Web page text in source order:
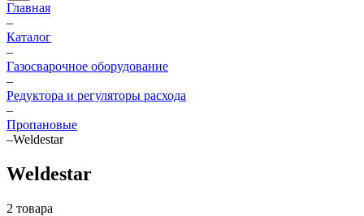
Главная
–
Каталог
–
Газосварочное оборудование
–
Редуктора и регуляторы расхода
–
Пропановые
–Weldestar
Weldestar
2 товара